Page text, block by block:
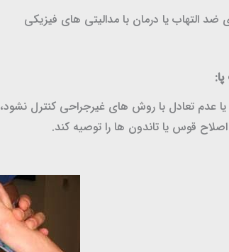
ضد التهاب یا درمان با مدالیتی های فیزیکی
عدم تعادل با روش های غیرجراحی کنترل نشود،
قوس یا تاندون ها را توصیه کند.